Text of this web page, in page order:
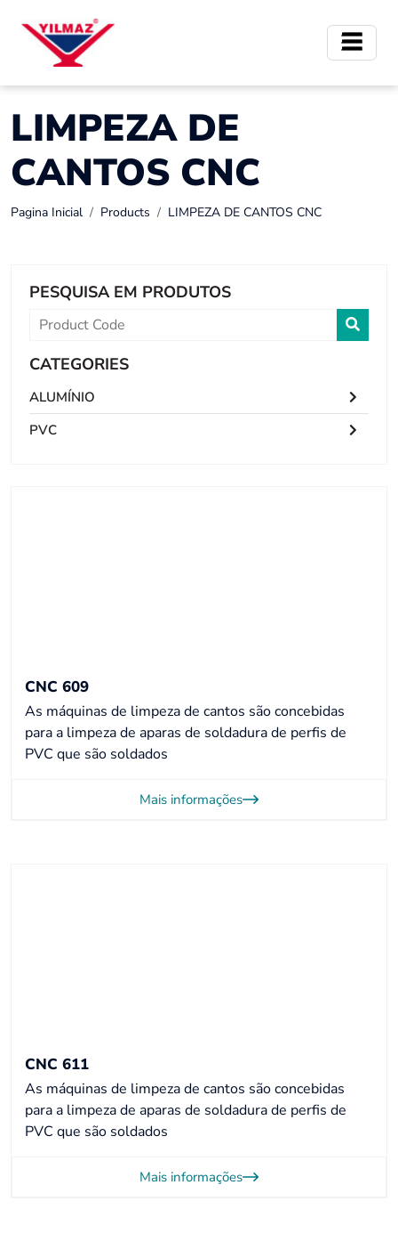
LIMPEZA DE
CANTOS CNC
Pagina Inicial Products LIMPEZA DE CANTOS CNC
PESQUISA EM PRODUTOS
CATEGORIES
ALUMÍNIO
PVC
CNC 609
As máquinas de limpeza de cantos são concebidas
para a limpeza de aparas de soldadura de perfis de
PVC que são soldados
Mais informações
CNC 611
As máquinas de limpeza de cantos são concebidas
para a limpeza de aparas de soldadura de perfis de
PVC que são soldados
Mais informações